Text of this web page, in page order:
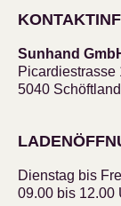
Sunhand
Picardiestrasse
5040
Dienstag bis
09.00 bis 12.00